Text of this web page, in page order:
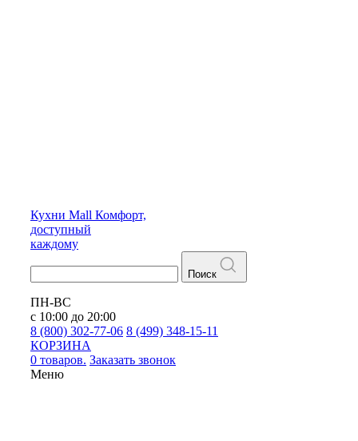
Кухни Mall Комфорт,
доступный
каждому
Поиск
ПН-ВС
с 10:00 до 20:00
8 (800) 302-77-06 8 (499) 348-15-11
КОРЗИНА
0 товаров. Заказать звонок
Меню